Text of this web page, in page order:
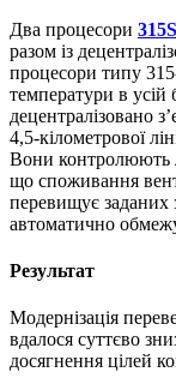
Два процесори
разом із
процесори типу
температури в усій
децентралізовано
4,5‑кілометрової
Вони контролюють
що споживання
перевищує заданих
автоматично
Результат
Модернізація
вдалося суттєво
досягнення цілей